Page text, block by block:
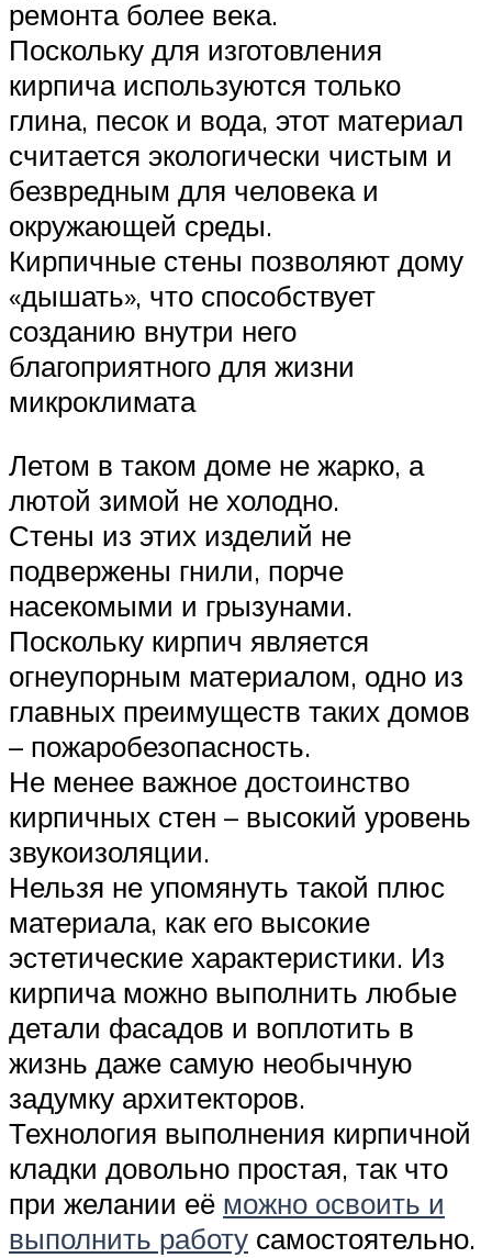
ремонта более века.
Поскольку для изготовления
кирпича используются только
глина, песок и вода, этот материал
считается экологически чистым и
безвредным для человека и
окружающей среды.
Кирпичные стены позволяют дому
«дышать», что способствует
созданию внутри него
благоприятного для жизни
микроклимата
Летом в таком доме не жарко, а
лютой зимой не холодно.
Стены из этих изделий не
подвержены гнили, порче
насекомыми и грызунами.
Поскольку кирпич является
огнеупорным материалом, одно из
главных преимуществ таких домов
– пожаробезопасность.
Не менее важное достоинство
кирпичных стен – высокий уровень
звукоизоляции.
Нельзя не упомянуть такой плюс
материала, как его высокие
эстетические характеристики. Из
кирпича можно выполнить любые
детали фасадов и воплотить в
жизнь даже самую необычную
задумку архитекторов.
Технология выполнения кирпичной
кладки довольно простая, так что
при желании её можно освоить и
выполнить работу самостоятельно.